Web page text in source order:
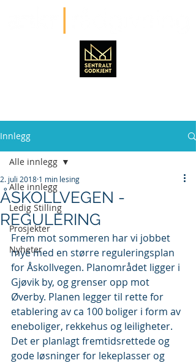
Innlegg
Alle innlegg
Ledig Stilling
Prosjekter
Nyheter
Alle innlegg
ÅSKOLLVEGEN -
REGULERING
2. juli 2018 1 min lesing
Frem mot sommeren har vi jobbet
mye med en større reguleringsplan
for Åskollvegen. Planområdet ligger i
Gjøvik by, og grenser opp mot
Øverby. Planen legger til rette for
etablering av ca 100 boliger i form av
eneboliger, rekkehus og leiligheter.
Det er planlagt fremtidsrettede og
gode løsninger for lekeplasser og